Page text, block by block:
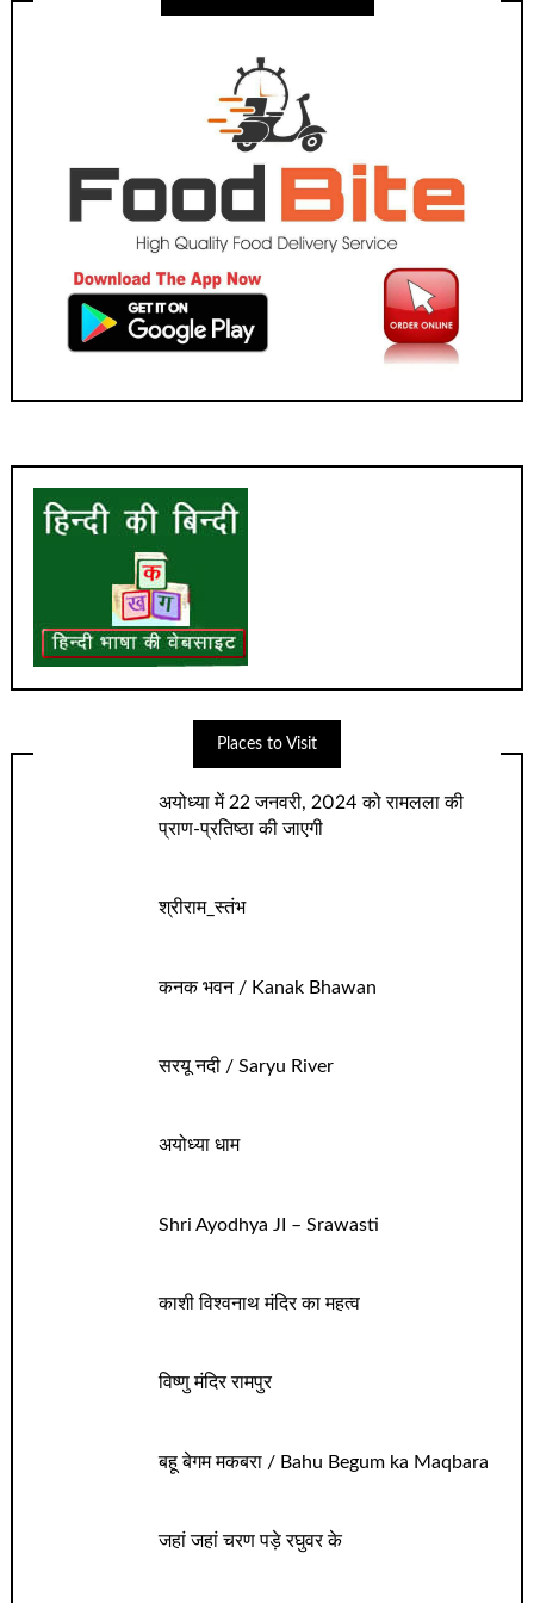
Places to Visit
अयोध्‍या में 22 जनवरी, 2024 को रामलला की
प्राण-प्रतिष्‍ठा की जाएगी
श्रीराम_स्तंभ
कनक भवन / Kanak Bhawan
सरयू नदी / Saryu River
अयोध्या धाम
Shri Ayodhya JI – Srawasti
काशी विश्वनाथ मंदिर का महत्व
विष्णु मंदिर रामपुर
बहू बेगम मकबरा / Bahu Begum ka Maqbara
जहां जहां चरण पड़े रघुवर के